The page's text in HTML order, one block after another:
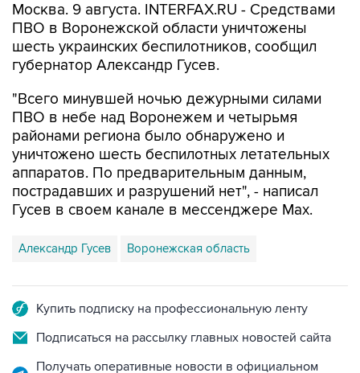
Москва. 9 августа. INTERFAX.RU - Средствами
ПВО в Воронежской области уничтожены
шесть украинских беспилотников, сообщил
губернатор Александр Гусев.
"Всего минувшей ночью дежурными силами
ПВО в небе над Воронежем и четырьмя
районами региона было обнаружено и
уничтожено шесть беспилотных летательных
аппаратов. По предварительным данным,
пострадавших и разрушений нет", - написал
Гусев в своем канале в мессенджере Max.
Александр Гусев Воронежская область
Купить подписку на профессиональную ленту
Подписаться на рассылку главных новостей сайта
Получать оперативные новости в официальном